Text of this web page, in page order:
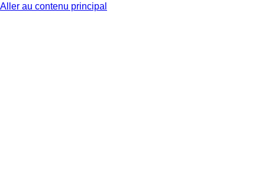
Aller au contenu principal